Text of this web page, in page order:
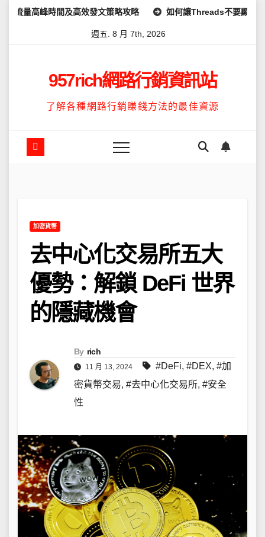
Skip高效發文策略攻略 如何讓Threads不要顯示IG？完整教學：高
週五. 8 月 7th, 2026
957rich網路行銷資訊站
了解各種網路行銷賺錢方法的最佳資源
加密貨幣
去中心化交易所五大
優勢：解鎖 DeFi 世界
的隱藏機會
By rich
11 月 13, 2024 #DeFi, #DEX, #加
密貨幣交易, #去中心化交易所, #安全
性